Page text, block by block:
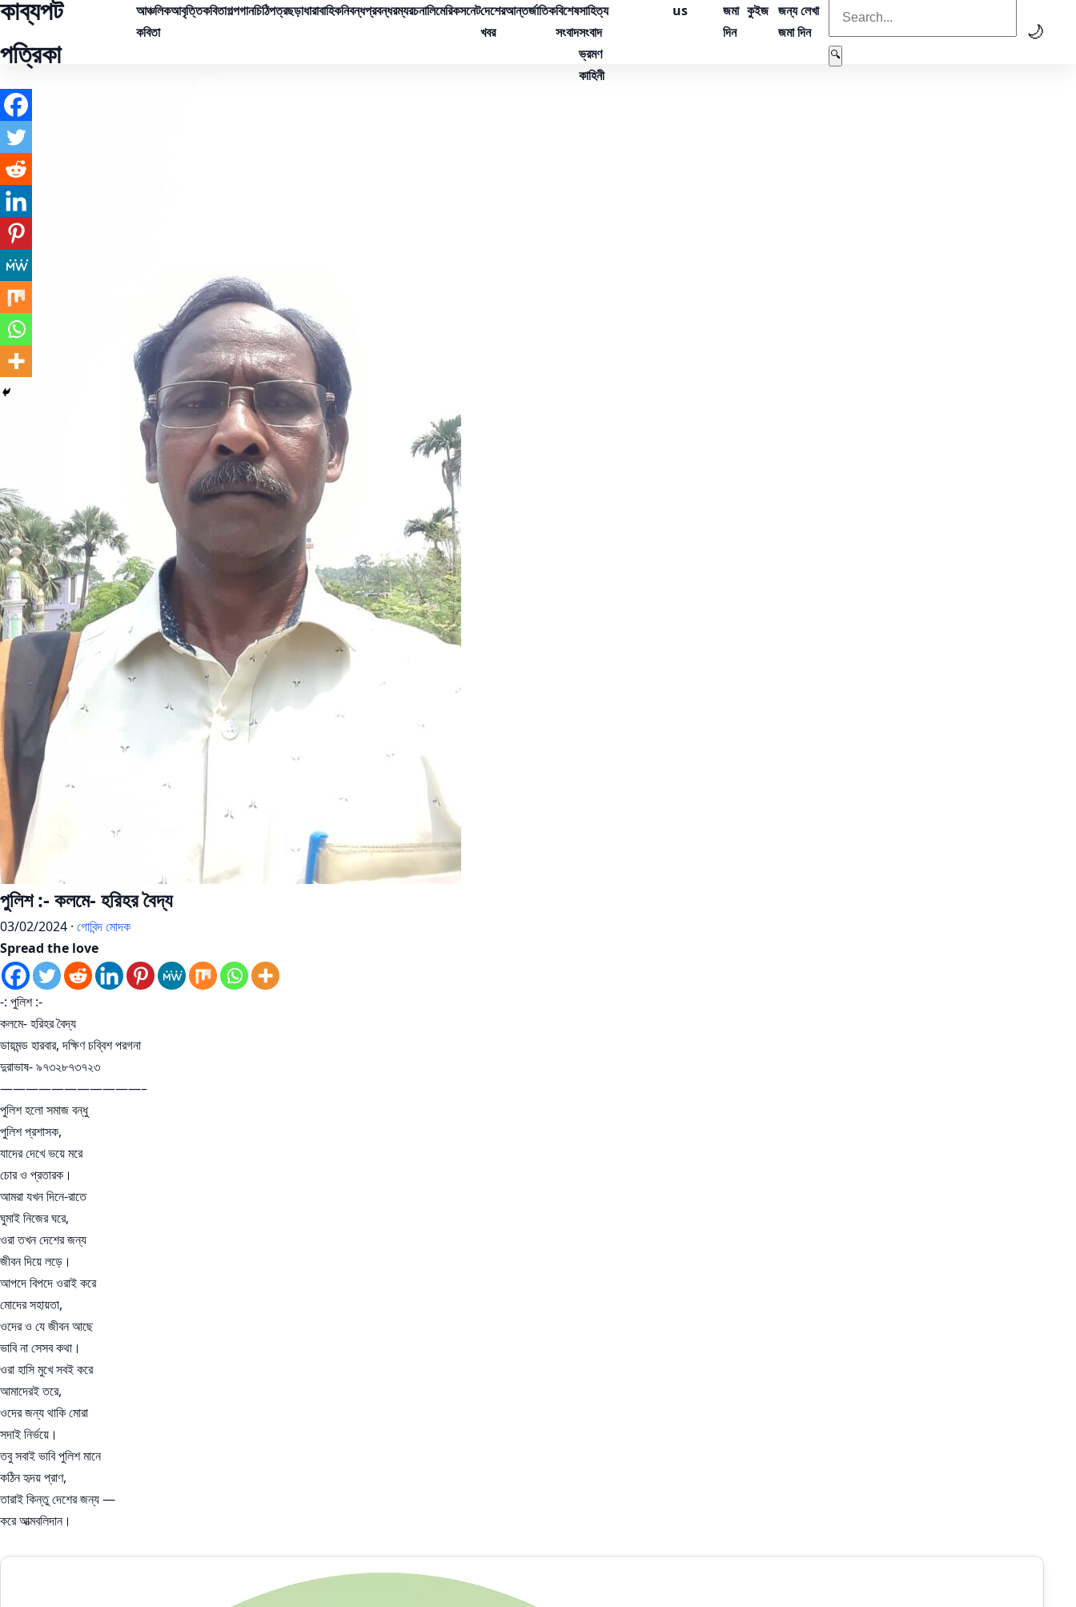
কাব্যপট
পত্রিকা
আঞ্চলিক
কবিতা
আবৃত্তিকবিতাগল্পগানচিঠিপত্রছড়াধারাবাহিকনিবন্ধপ্রবন্ধরম্যরচনালিমেরিকসনেটদেশের
খবর
আন্তর্জাতিকবিশেষ
সংবাদ
সাহিত্য
সংবাদ
ভ্রমণ
কাহিনী
us
জমা
দিন
কুইজ জন্য লেখা
জমা দিন
🔍
🌙
পুলিশ :- কলমে- হরিহর বৈদ্য
03/02/2024 · গোবিন্দ মোদক
Spread the love
-: পুলিশ :-
কলমে- হরিহর বৈদ্য
ডায়মন্ড হারবার, দক্ষিণ চব্বিশ পরগনা
দুরাভাষ- ৯৭৩২৮৭৩৭২৩
———————————–
পুলিশ হলো সমাজ বন্ধু
পুলিশ প্রশাসক,
যাদের দেখে ভয়ে মরে
চোর ও প্রতারক।
আমরা যখন দিনে-রাতে
ঘুমাই নিজের ঘরে,
ওরা তখন দেশের জন্য
জীবন দিয়ে লড়ে।
আপদে বিপদে ওরাই করে
মোদের সহায়তা,
ওদের ও যে জীবন আছে
ভাবি না সেসব কথা।
ওরা হাসি মুখে সবই করে
আমাদেরই তরে,
ওদের জন্য থাকি মোরা
সদাই নির্ভয়ে।
তবু সবাই ভাবি পুলিশ মানে
কঠিন হৃদয় প্রাণ,
তারাই কিন্তু দেশের জন্য —
করে আত্মবলিদান।